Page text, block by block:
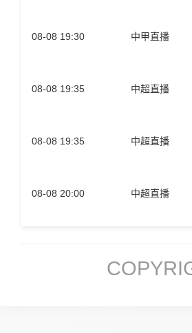
08-08 19:30 中甲直播
08-08 19:35 中超直播
08-08 19:35 中超直播
08-08 20:00 中超直播